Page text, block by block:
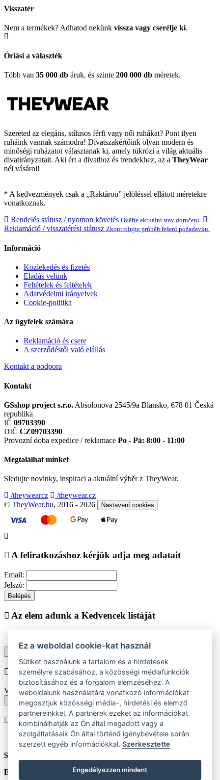
Visszatér
Nem a termékek? Adhatod nekünk vissza vagy cserélje ki.
Óriási a választék
Több van 35 000 db áruk, és szinte 200 000 db méretek.
Szereted az elegáns, stílusos férfi vagy női ruhákat? Pont ilyen
ruháink vannak számodra! Divatszakértőink olyan modern és
minőségi ruházatot választanak ki, amely tükrözi a világ aktuális
divatirányzatait. Aki ért a divathoz és trendekhez, az a TheyWear
nél vásárol!
* A kedvezmények csak a „Raktáron” jelöléssel ellátott méretekre
vonatkoznak.
Rendelés státusz / nyomon követés Ověřte aktuální stav doručení.
Reklamáció / visszatérési státusz Zkontrolujte průběh řešení požadavku.
Információ
Közlekedés és fizetés
Eladás velünk
Feltételek és feltételek
Adatvédelmi irányelvek
Cookie-politika
Az ügyfelek számára
Reklamáció és csere
A szerződéstől való elállás
Kontakt a podpora
Kontakt
GSshop project s.r.o. Absolonova 2545/9a Blansko, 678 01 Česká
republika
IČ 09703390
DIČ CZ09703390
Provozní doba expedice / reklamace Po - Pá: 8:00 - 11:00
Megtalálhat minket
Sledujte novinky, inspiraci a aktuální výběr z TheyWear.
/theywearcz
/theywear.cz
© TheyWear.hu, 2016 - 2026 Nastavení cookies
A feliratkozáshoz kérjük adja meg adatait
Email:
Jelszó:
Belépés
Az elem adunk a Kedvencek listáját
Chyba při vkládání do košíku
Vyberte prosím velikost produktu
Vissza a méretekhez
A terméket beiktatjuk helyezése
Szám:
Egységár:
Ez a weboldal cookie-kat használ
Sütiket használunk a tartalom és a hirdetések
személyre szabásához, a közösségi médiafunkciók
biztosításához és a forgalom elemzéséhez. A
weboldalunk használatára vonatkozó információkat
megosztjuk közösségi média-, hirdetési és elemző
partnereinkkel. A partnerek ezeket az információkat
kombinálhatják az Ön által megadott vagy a
szolgáltatásaik Ön által történő igénybevétele során
szerzett egyéb információkkal.Szerkesztette
Engedélyezzen mindent